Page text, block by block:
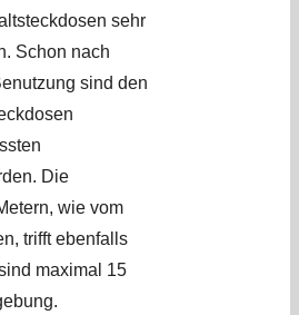
sehr
Schon nach
sind den
Die
wie vom
trifft ebenfalls
maximal 15